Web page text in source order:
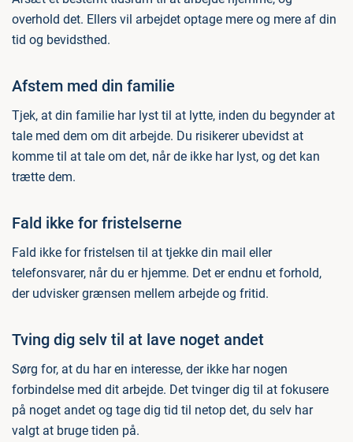
overhold det. Ellers vil arbejdet optage mere og mere af din
tid og bevidsthed.
Afstem med din familie
Tjek, at din familie har lyst til at lytte, inden du begynder at
tale med dem om dit arbejde. Du risikerer ubevidst at
komme til at tale om det, når de ikke har lyst, og det kan
trætte dem.
Fald ikke for fristelserne
Fald ikke for fristelsen til at tjekke din mail eller
telefonsvarer, når du er hjemme. Det er endnu et forhold,
der udvisker grænsen mellem arbejde og fritid.
Tving dig selv til at lave noget andet
Sørg for, at du har en interesse, der ikke har nogen
forbindelse med dit arbejde. Det tvinger dig til at fokusere
på noget andet og tage dig tid til netop det, du selv har
valgt at bruge tiden på.